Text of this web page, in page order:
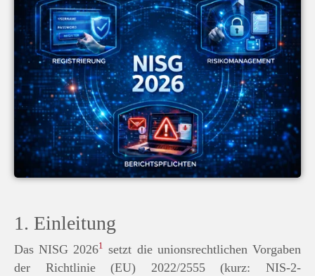
1. Einleitung
Das NISG 20261 setzt die unionsrechtlichen Vorgaben
der Richtlinie (EU) 2022/2555 (kurz: NIS-2-